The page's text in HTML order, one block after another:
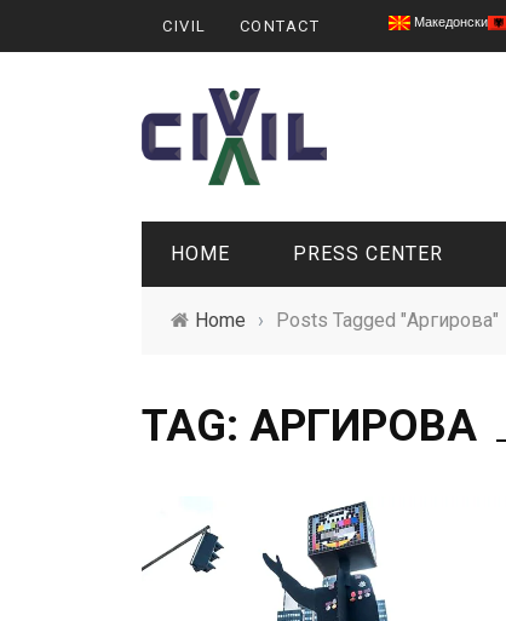
CIVIL CONTACT Македонски
HOME PRESS CENTER
Home › Posts Tagged "Аргирова"
TAG: АРГИРОВА